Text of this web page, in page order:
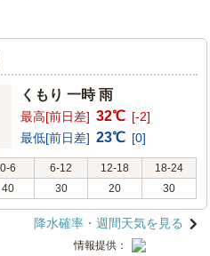
くもり 一時 雨
最高[前日差] 32℃ [-2]
最低[前日差] 23℃ [0]
0-6 6-12 12-18
18-24
40 30 20 30
降水確率・週間天気を見る
情報提供：